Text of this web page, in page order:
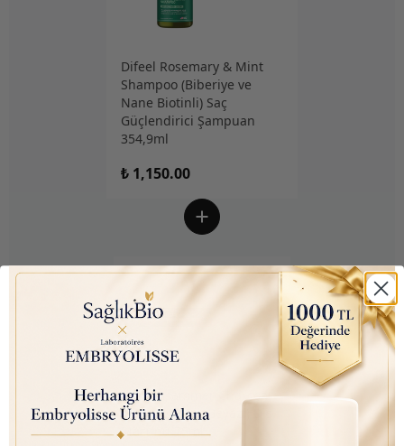
Difeel Rosemary & Mint
Shampoo (Biberiye ve
Nane Biotinli) Saç
Güçlendirici Şampuan
354,9ml
₺ 1,150.00
Arm & Hammer Charcoal
White (Kömür Beyazı) Diş
Macunu 75ml